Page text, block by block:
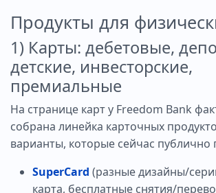
Продукты для
1) Карты: дебетовые,
детские, инвесторские,
премиальные
На странице карт у Freedom Bank
собрана линейка карточных
варианты, которые сейчас публично
SuperCard (разные дизайны/
карта, бесплатные снятия/